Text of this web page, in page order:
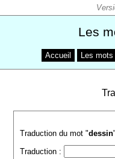
Les
Accueil Les mots
Traduction du mot "dessin
Traduction :